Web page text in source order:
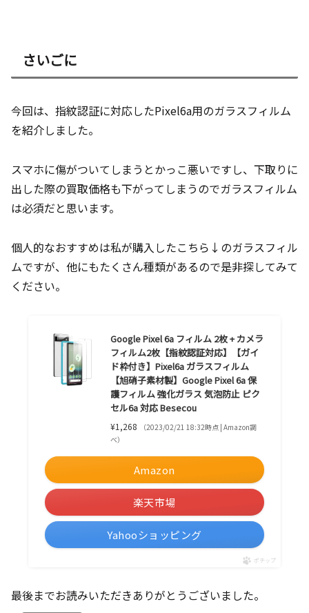
さいごに
今回は、指紋認証に対応したPixel6a用のガラスフィルム
を紹介しました。
スマホに傷がついてしまうとかっこ悪いですし、下取りに
出した際の買取価格も下がってしまうのでガラスフィルム
は必須だと思います。
個人的なおすすめは私が購入したこちら↓のガラスフィル
ムですが、他にもたくさん種類があるので是非探してみて
ください。
Google Pixel 6a フィルム 2枚 + カメラ
フィルム2枚【指紋認証対応】【ガイ
ド枠付き】Pixel6a ガラスフィルム
【旭硝子素材製】Google Pixel 6a 保
護フィルム 強化ガラス 気泡防止 ピク
セル6a 対応 Besecou
¥1,268
（2023/02/21 18:32時点 | Amazon調
べ）
Amazon
楽天市場
Yahooショッピング
ポチップ
最後までお読みいただきありがとうございました。